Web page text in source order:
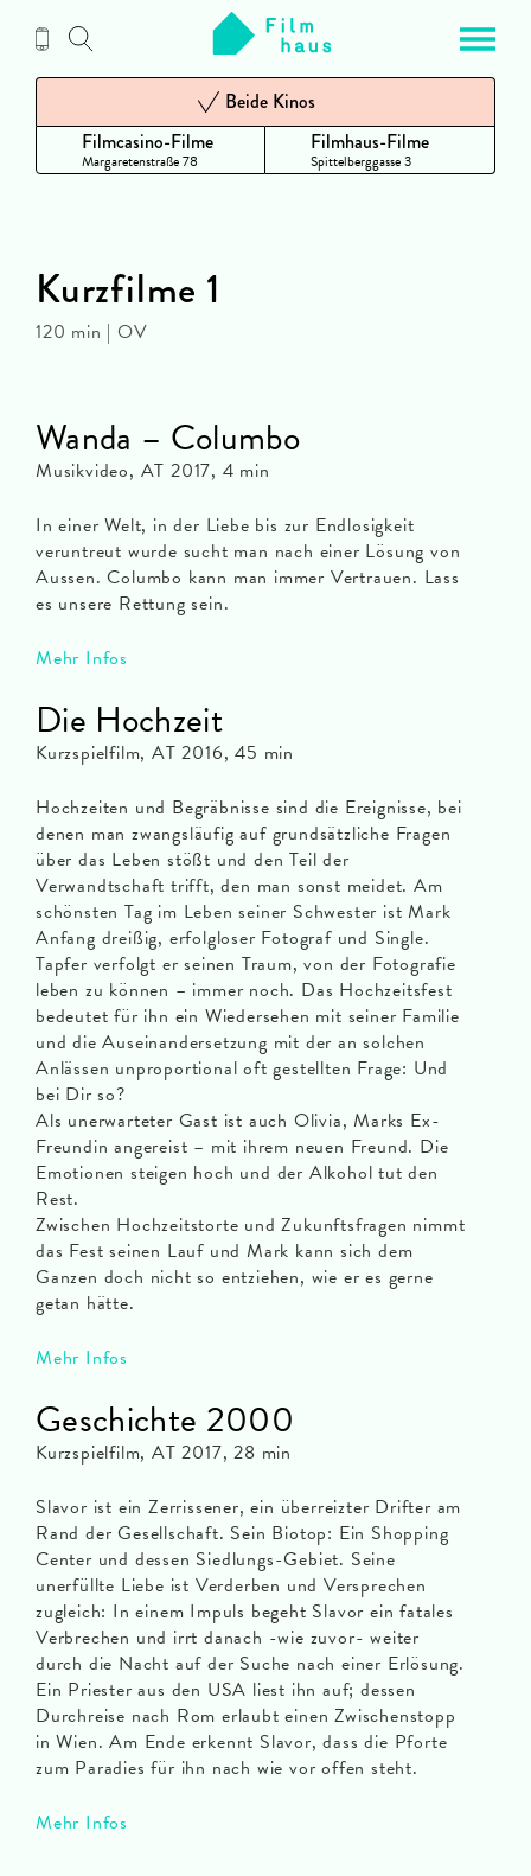
Inhalt
Filmcasino-Filme
Margaretenstraße 78
Beide Kinos
Filmhaus-Filme
Spittelberggasse 3
Wanda – Columbo
Musikvideo, AT 2017, 4 min
In einer Welt, in der Liebe bis zur Endlosigkeit
veruntreut wurde sucht man nach einer Lösung von
Aussen. Columbo kann man immer Vertrauen. Lass
es unsere Rettung sein.
Mehr Infos
Die Hochzeit
Kurzspielfilm, AT 2016, 45 min
Hochzeiten und Begräbnisse sind die Ereignisse, bei
denen man zwangsläufig auf grundsätzliche Fragen
über das Leben stößt und den Teil der
Verwandtschaft trifft, den man sonst meidet. Am
schönsten Tag im Leben seiner Schwester ist Mark
Anfang dreißig, erfolgloser Fotograf und Single.
Tapfer verfolgt er seinen Traum, von der Fotografie
leben zu können – immer noch. Das Hochzeitsfest
bedeutet für ihn ein Wiedersehen mit seiner Familie
und die Auseinandersetzung mit der an solchen
Anlässen unproportional oft gestellten Frage: Und
bei Dir so?
Als unerwarteter Gast ist auch Olivia, Marks Ex-
Freundin angereist – mit ihrem neuen Freund. Die
Emotionen steigen hoch und der Alkohol tut den
Rest.
Zwischen Hochzeitstorte und Zukunftsfragen nimmt
das Fest seinen Lauf und Mark kann sich dem
Ganzen doch nicht so entziehen, wie er es gerne
getan hätte.
Mehr Infos
Geschichte 2000
Kurzspielfilm, AT 2017, 28 min
Slavor ist ein Zerrissener, ein überreizter Drifter am
Rand der Gesellschaft. Sein Biotop: Ein Shopping
Center und dessen Siedlungs-Gebiet. Seine
unerfüllte Liebe ist Verderben und Versprechen
zugleich: In einem Impuls begeht Slavor ein fatales
Verbrechen und irrt danach -wie zuvor- weiter
durch die Nacht auf der Suche nach einer Erlösung.
Ein Priester aus den USA liest ihn auf; dessen
Durchreise nach Rom erlaubt einen Zwischenstopp
in Wien. Am Ende erkennt Slavor, dass die Pforte
zum Paradies für ihn nach wie vor offen steht.
Mehr Infos
Kurzfilme 1
120 min | OV